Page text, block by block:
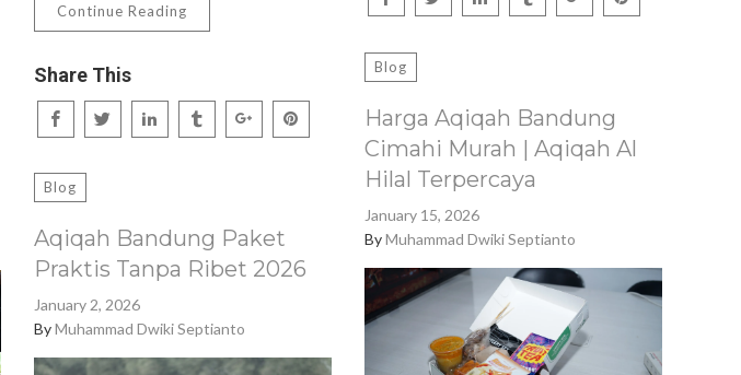
Continue Reading
Share This Blog
Harga Aqiqah Bandung
Cimahi Murah | Aqiqah Al
Hilal Terpercaya
January 15, 2026
ByMuhammad Dwiki Septianto
Blog
Aqiqah Bandung Paket
Praktis Tanpa Ribet 2026
January 2, 2026
ByMuhammad Dwiki Septianto